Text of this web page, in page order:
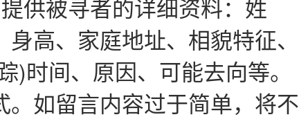
供被寻者的详细资料：姓
高、家庭地址、相貌特征、
)时间、原因、可能去向等。
。如留言内容过于简单，将不